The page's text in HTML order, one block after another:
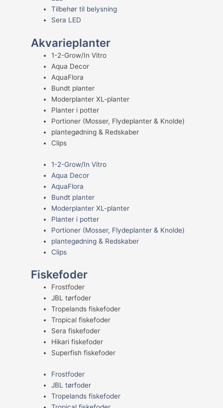
Tilbehør til belysning
Sera LED
Akvarieplanter
1-2-Grow/In Vitro
Aqua Decor
AquaFlora
Bundt planter
Moderplanter XL-planter
Planter i potter
Portioner (Mosser, Flydeplanter & Knolde)
plantegødning & Redskaber
Clips
1-2-Grow/In Vitro
Aqua Decor
AquaFlora
Bundt planter
Moderplanter XL-planter
Planter i potter
Portioner (Mosser, Flydeplanter & Knolde)
plantegødning & Redskaber
Clips
Fiskefoder
Frostfoder
JBL tørfoder
Tropelands fiskefoder
Tropical fiskefoder
Sera fiskefoder
Hikari fiskefoder
Superfish fiskefoder
Frostfoder
JBL tørfoder
Tropelands fiskefoder